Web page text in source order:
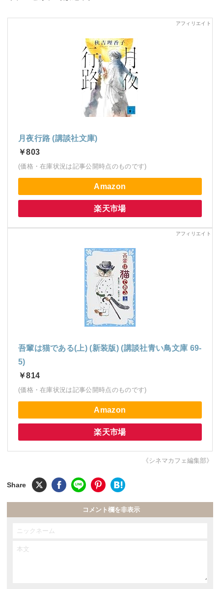
月夜行路 (講談社文庫)
￥803
(価格・在庫状況は記事公開時点のものです)
Amazon
楽天市場
吾輩は猫である(上) (新装版) (講談社青い鳥文庫 69-
5)
￥814
(価格・在庫状況は記事公開時点のものです)
Amazon
楽天市場
《シネマカフェ編集部》
コメント欄を非表示